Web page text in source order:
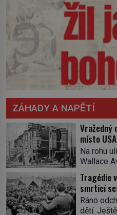
ZÁHADY A NAPĚTÍ
Vražedný
místo
Na rohu
Wallace
nápis ani
místní
sklepa.
vrah H.
Tragédie
smrtící
Ráno
dětí.